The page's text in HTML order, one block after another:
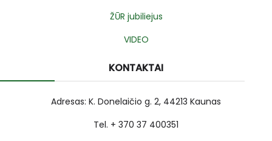
ŽŪR jubiliejus
VIDEO
KONTAKTAI
Adresas: K. Donelaičio g. 2, 44213 Kaunas
Tel. + 370 37 400351